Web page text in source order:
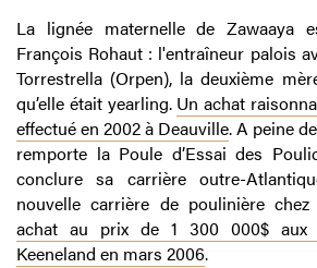
La lignée maternelle de Zawaaya
François Rohaut : l'entraîneur palois
Torrestrella (Orpen), la deuxième
qu’elle était yearling. Un achat
effectué en 2002 à Deauville. A peine
remporte la Poule d’Essai des
conclure sa carrière outre-
nouvelle carrière de poulinière chez
achat au prix de 1 300 000$ aux
Keeneland en mars 2006.